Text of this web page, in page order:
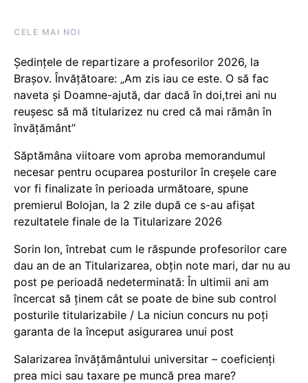
CELE MAI NOI
Ședințele de repartizare a profesorilor 2026, la
Brașov. Învățătoare: „Am zis iau ce este. O să fac
naveta și Doamne-ajută, dar dacă în doi,trei ani nu
reușesc să mă titularizez nu cred că mai rămân în
învățământ”
Săptămâna viitoare vom aproba memorandumul
necesar pentru ocuparea posturilor în creșele care
vor fi finalizate în perioada următoare, spune
premierul Bolojan, la 2 zile după ce s-au afișat
rezultatele finale de la Titularizare 2026
Sorin Ion, întrebat cum le răspunde profesorilor care
dau an de an Titularizarea, obțin note mari, dar nu au
post pe perioadă nedeterminată: În ultimii ani am
încercat să ținem cât se poate de bine sub control
posturile titularizabile / La niciun concurs nu poți
garanta de la început asigurarea unui post
Salarizarea învățământului universitar – coeficienți
prea mici sau taxare pe muncă prea mare?